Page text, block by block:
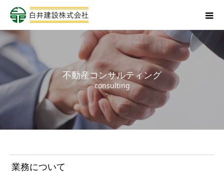
不動産コンサルティング
consulting
業務について